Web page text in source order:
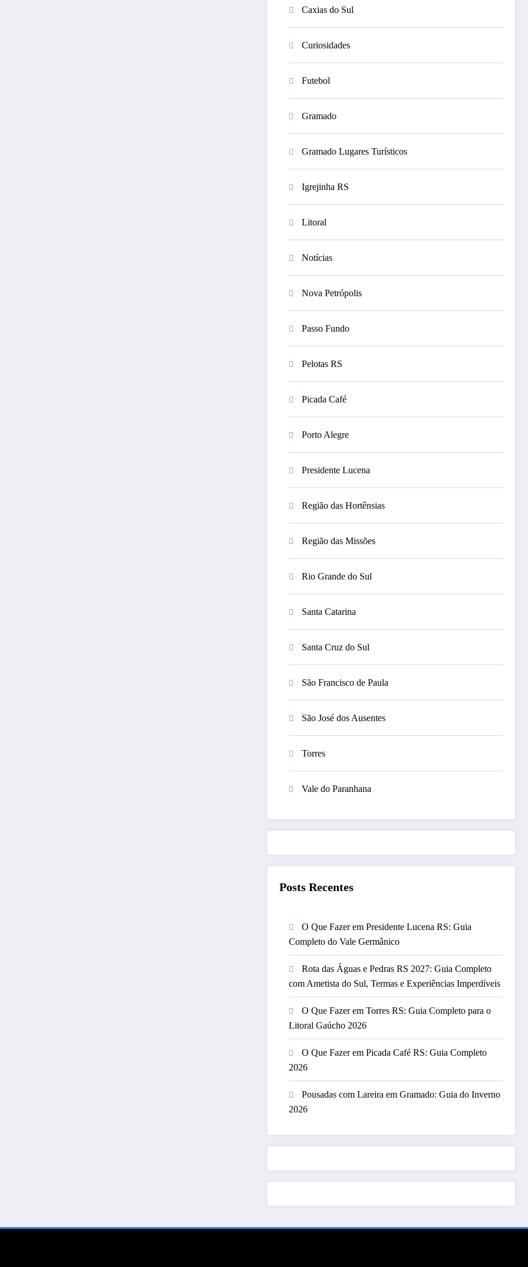
Caxias do Sul
Curiosidades
Futebol
Gramado
Gramado Lugares Turísticos
Igrejinha RS
Litoral
Notícias
Nova Petrópolis
Passo Fundo
Pelotas RS
Picada Café
Porto Alegre
Presidente Lucena
Região das Hortênsias
Região das Missões
Rio Grande do Sul
Santa Catarina
Santa Cruz do Sul
São Francisco de Paula
São José dos Ausentes
Torres
Vale do Paranhana
Posts Recentes
O Que Fazer em Presidente Lucena RS: Guia
Completo do Vale Germânico
Rota das Águas e Pedras RS 2027: Guia Completo
com Ametista do Sul, Termas e Experiências Imperdíveis
O Que Fazer em Torres RS: Guia Completo para o
Litoral Gaúcho 2026
O Que Fazer em Picada Café RS: Guia Completo
2026
Pousadas com Lareira em Gramado: Guia do Inverno
2026